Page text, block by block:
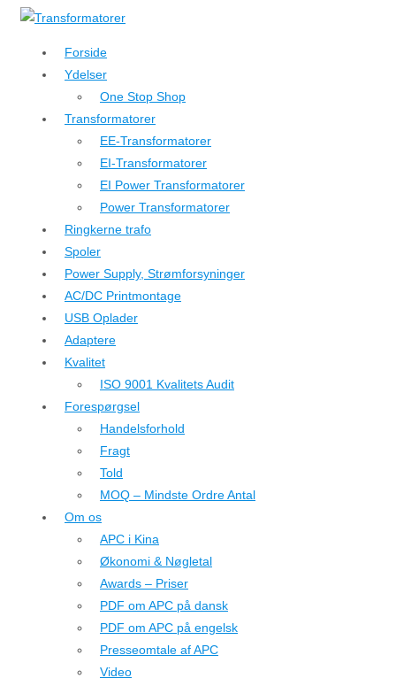
↓
hovedindhold
Forside
Ydelser
One Stop Shop
Transformatorer
EE-Transformatorer
EI-Transformatorer
EI Power Transformatorer
Power Transformatorer
Ringkerne trafo
Spoler
Power Supply, Strømforsyninger
AC/DC Printmontage
USB Oplader
Adaptere
Kvalitet
ISO 9001 Kvalitets Audit
Forespørgsel
Handelsforhold
Fragt
Told
MOQ – Mindste Ordre Antal
Om os
APC i Kina
Økonomi & Nøgletal
Awards – Priser
PDF om APC på dansk
PDF om APC på engelsk
Presseomtale af APC
Video